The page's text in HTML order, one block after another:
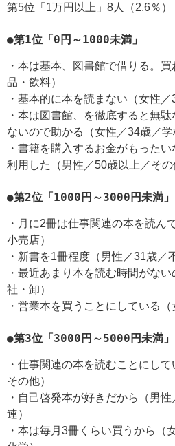
第5位「1万円以上」8人（2.6％）
●第1位「0円～1000未満」
・本は基本、図書館で借りる。
品・飲料）
・基本的に本を読まない（女性／
・本は図書館、を徹底すると無
ないので助かる（女性／34歳／学
・書籍を購入するお金がもった
利用した（男性／50歳以上／その
●第2位「1000円～3000円未満」
・月に2冊は仕事関連の本を読ん
小売店）
・新書を1冊程度（男性／31歳／
・最近あまり本を読む時間がな
社・卸）
・営業本を買うことにしている（
●第3位「3000円～5000円未満」
・仕事関連の本を読むことにし
その他）
・自己啓発本が好きだから（男
連）
・本は毎月3冊くらい買うから（